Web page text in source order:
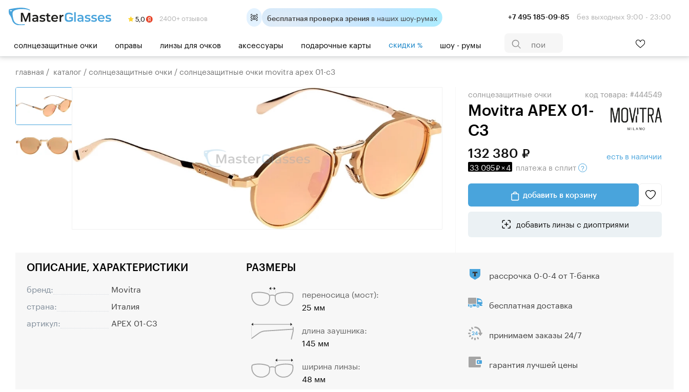
2400+ отзывов +7 495 185-09-85 без выходных 9:00 - 23:00
бесплатная проверка зрения в наших шоу-румах
солнцезащитные очки оправы линзы для очков аксессуары подарочные карты скидки % шоу - румы
главная / каталог /солнцезащитные очки /солнцезащитные очки movitra apex 01-c3
солнцезащитные очки
Movitra APEX 01-
C3
код товара: #444549
132 380
33 095 ×4 платежа в сплит
есть в наличии
добавить в корзину
добавить линзы с диоптриями
ОПИСАНИЕ, ХАРАКТЕРИСТИКИ
бренд:
Movitra
страна:
Италия
артикул:
APEX 01-C3
РАЗМЕРЫ
переносица (мост):
25 мм
длина заушника:
145 мм
ширина линзы:
48 мм
рассрочка 0-0-4 от Т-банка
бесплатная доставка
принимаем заказы 24/7
гарантия лучшей цены